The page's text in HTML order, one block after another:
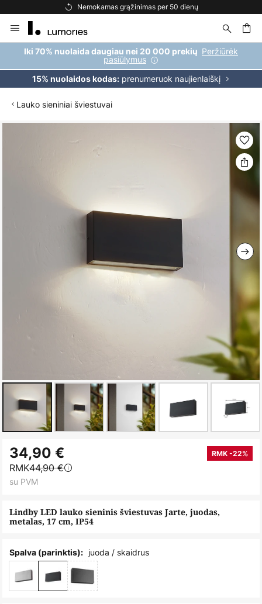
Nemokamas grąžinimas per 50 dienų
to
Content
Iki 70% nuolaida daugiau nei 20 000 prekių Peržiūrėk
pasiūlymus
15% nuolaidos kodas:prenumeruok naujienlaiškį
Lauko sieniniai šviestuvai
to
the
beginning
the
images
Lindby LED lauko sieninis šviestuvas Jarte, juodas,
metalas, 17 cm, IP54
34,90 € RMK -22%
RMK44,90 €
su PVM
Spalva (parinktis): juoda / skaidrus